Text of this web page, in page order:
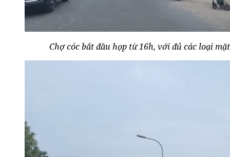
Chợ cóc bắt đầu họp từ 16h, với đủ các loại